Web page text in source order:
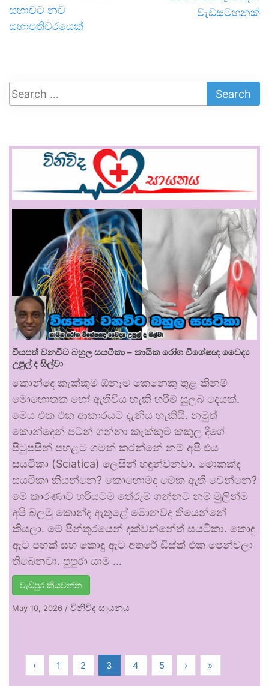
සභාවට නව
සභාපතිවරයෙක්
වැඩසටහනක්
වියපත් වනවිට බහුල සයටිකා – කායික රෝග විශේෂඥ වෛද්‍ය
උපුල් ද සිල්වා
කොන්දෙ කැක්කුම ඕනෑම කෙනෙකු තුළ කිනම්
මොහොතක හෝ ඇතිවිය හැකි හරිම සුලබ දෙයක්.
මෙය එක එක ආකාරයට දැනිය හැකියි. නමුත්
කොන්දෙන් පටන් ගන්නා කැක්කුම කකුල දිගේ
පිටුපසින් පහළට ගමන් කරන්නේ නම් අපි එය
සයටිකා (Sciatica) ලෙසින් හඳුන්වනවා. මොකක්ද
සයටිකා කියන්නෙ? කොහොමද මේක ඇති වෙන්නෙ?
මේ කාරණාව හරියටම තේරුම් ගන්නට නම් මුලින්ම
අපි බලමු කොන්ද ඇතුළේ මොනවද තියෙන්නේ
කියලා. මේ පින්තූරයෙන් දක්වන්නේත් සයටිකා. කොඳු
ඇට පහක් සහ කොඳු ඇට අතරේ ඩිස්ක් එක පෙන්වලා
තිබෙනවා. පුපුරා යාම …
වැඩිපුර කියවන්න
May 10, 2026 / විනිවිද සායනය
‹ 1 2 3 4 5 › »